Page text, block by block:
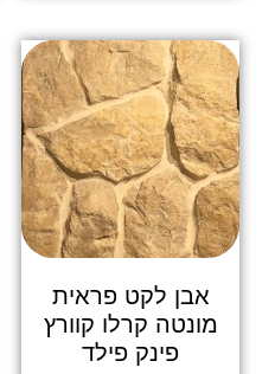
אבן לקט פראית
מונטה קרלו קוורץ
פינק פילד